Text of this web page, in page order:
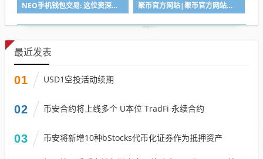
NEO手机钱包交易: 这位资深加密货币从业者的手把手教程 聚币官方网站|聚币官方网站登录入口
最近发表
01 USD1空投活动续期
02 币安合约将上线多个 U本位 TradFi 永续合约
03 币安将新增10种bStocks代币化证券作为抵押资产